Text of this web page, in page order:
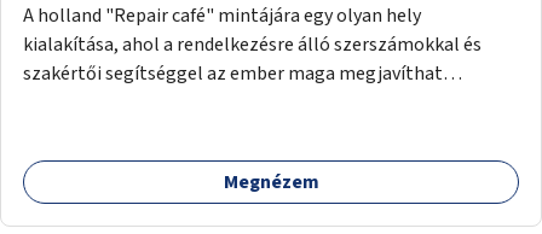
A holland "Repair café" mintájára egy olyan hely
kialakítása, ahol a rendelkezésre álló szerszámokkal és
szakértői segítséggel az ember maga megjavíthat
egymásnak, megosszák tudásukat.
Megnézem